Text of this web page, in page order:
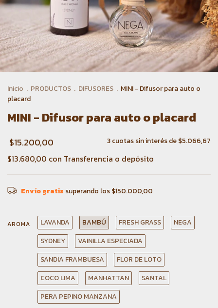
Inicio . PRODUCTOS . DIFUSORES . MINI - Difusor para auto o
placard
MINI - Difusor para auto o placard
$15.200,00 3cuotas sin interés de$5.066,67
$13.680,00 con Transferencia o depósito
Envío gratis superando los$150.000,00
AROMA LAVANDA BAMBÚ FRESH GRASS
NEGA
SYDNEY
VAINILLA ESPECIADA
SANDIA FRAMBUESA
FLOR DE LOTO
COCO LIMA
MANHATTAN
SANTAL
PERA PEPINO MANZANA